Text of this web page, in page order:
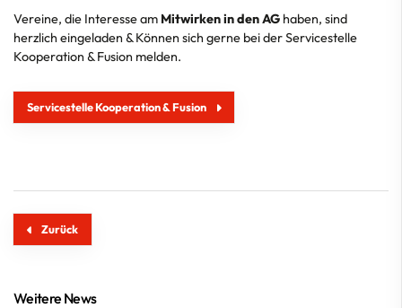
Vereine, die Interesse am Mitwirken in den AG haben, sind
herzlich eingeladen & Können sich gerne bei der Servicestelle
Kooperation & Fusion melden.
Servicestelle Kooperation & Fusion
Zurück
Weitere News